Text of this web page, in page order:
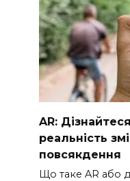
AR:
реальність
повсякдення
Що таке AR або